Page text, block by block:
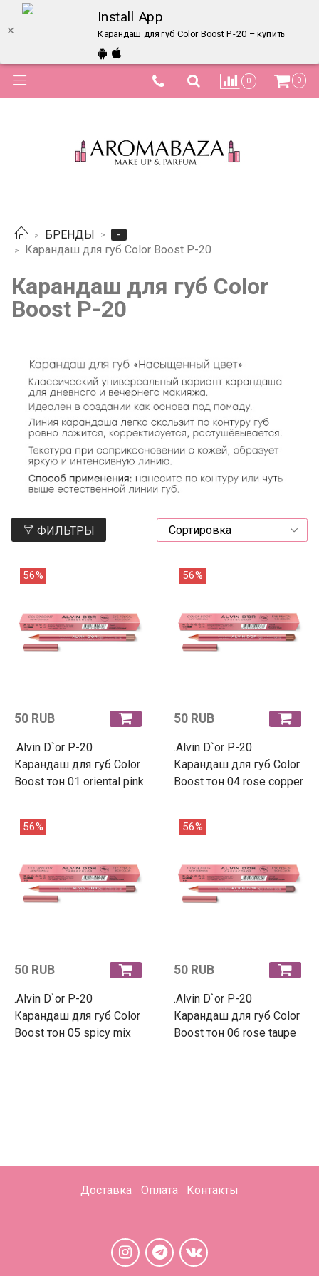
Install App
Карандаш для губ Color Boost P-20 – купить в
0 0
БРЕНДЫ
-
Карандаш для губ Color Boost P-20
Карандаш для губ Color
Boost P-20
ФИЛЬТРЫ
56%
50 RUB
.Alvin D`or P-20
Карандаш для губ Color
Boost тон 01 oriental pink
56%
50 RUB
.Alvin D`or P-20
Карандаш для губ Color
Boost тон 04 rose copper
56%
50 RUB
.Alvin D`or P-20
Карандаш для губ Color
Boost тон 05 spicy mix
56%
50 RUB
.Alvin D`or P-20
Карандаш для губ Color
Boost тон 06 rose taupe
Доставка Оплата Контакты